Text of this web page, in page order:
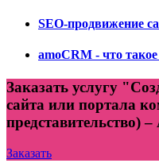
SEO-продвижение
amoCRM - что
Заказать услугу
сайта или портала
представительство)
Заказать